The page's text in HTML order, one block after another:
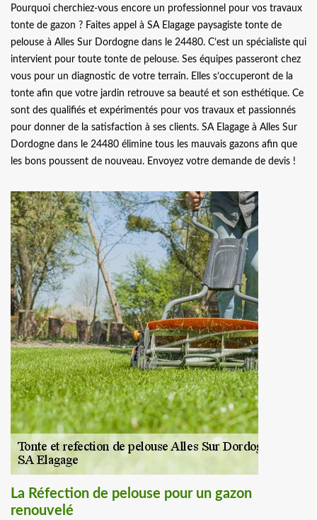
Pourquoi cherchiez-vous encore un professionnel pour vos travaux
tonte de gazon ? Faites appel à SA Elagage paysagiste tonte de
pelouse à Alles Sur Dordogne dans le 24480. C’est un spécialiste qui
intervient pour toute tonte de pelouse. Ses équipes passeront chez
vous pour un diagnostic de votre terrain. Elles s’occuperont de la
tonte afin que votre jardin retrouve sa beauté et son esthétique. Ce
sont des qualifiés et expérimentés pour vos travaux et passionnés
pour donner de la satisfaction à ses clients. SA Elagage à Alles Sur
Dordogne dans le 24480 élimine tous les mauvais gazons afin que
les bons poussent de nouveau. Envoyez votre demande de devis !
La Réfection de pelouse pour un gazon
renouvelé